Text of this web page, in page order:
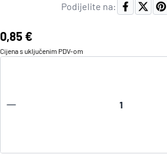
Podijelite na:
Cijena:
0,85 €
Cijena s uključenim PDV-om